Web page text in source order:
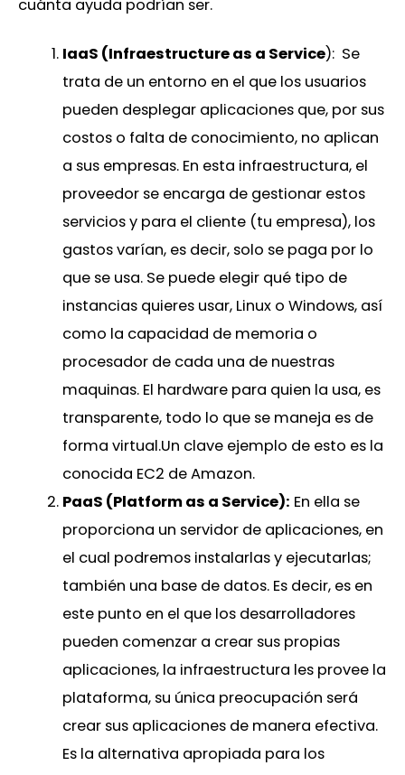
cuánta ayuda podrían ser.
IaaS (Infraestructure as a Service): Se
trata de un entorno en el que los usuarios
pueden desplegar aplicaciones que, por sus
costos o falta de conocimiento, no aplican
a sus empresas. En esta infraestructura, el
proveedor se encarga de gestionar estos
servicios y para el cliente (tu empresa), los
gastos varían, es decir, solo se paga por lo
que se usa. Se puede elegir qué tipo de
instancias quieres usar, Linux o Windows, así
como la capacidad de memoria o
procesador de cada una de nuestras
maquinas. El hardware para quien la usa, es
transparente, todo lo que se maneja es de
forma virtual.Un clave ejemplo de esto es la
conocida EC2 de Amazon.
PaaS (Platform as a Service): En ella se
proporciona un servidor de aplicaciones, en
el cual podremos instalarlas y ejecutarlas;
también una base de datos. Es decir, es en
este punto en el que los desarrolladores
pueden comenzar a crear sus propias
aplicaciones, la infraestructura les provee la
plataforma, su única preocupación será
crear sus aplicaciones de manera efectiva.
Es la alternativa apropiada para los